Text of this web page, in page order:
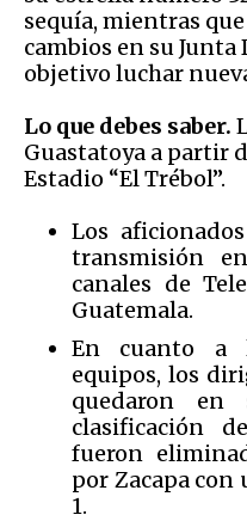
sequía, mientras
cambios en su
objetivo luchar
Lo que debes saber.
Guastatoya a partir
Estadio “El Trébol”.
Los
transmisión
canales de
Guatemala.
En cuanto a
equipos, los
quedaron
clasificación
fueron
por Zacapa con
1.